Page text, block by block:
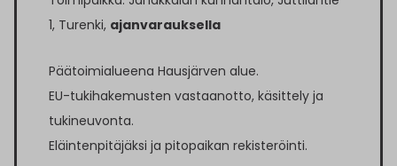
1, Turenki, ajanvarauksella
Päätoimialueena Hausjärven alue.
EU-tukihakemusten vastaanotto, käsittely ja
tukineuvonta.
Eläintenpitäjäksi ja pitopaikan rekisteröinti.